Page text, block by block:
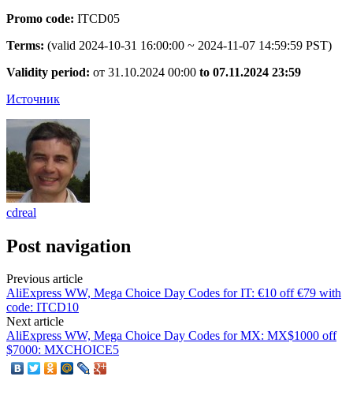
Promo code: ITCD05
Terms: (valid 2024-10-31 16:00:00 ~ 2024-11-07 14:59:59 PST)
Validity period: от 31.10.2024 00:00 to 07.11.2024 23:59
Источник
cdreal
Post navigation
Previous article
AliExpress WW, Mega Choice Day Codes for IT: €10 off €79 with
code: ITCD10
Next article
AliExpress WW, Mega Choice Day Codes for MX: MX$1000 off
$7000: MXCHOICE5